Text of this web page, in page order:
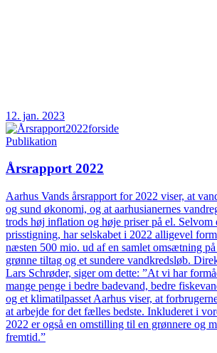
12. jan. 2023
Publikation
Årsrapport 2022
Aarhus Vands årsrapport for 2022 viser, at
og sund økonomi, og at aarhusianernes
trods høj inflation og høje priser på el. Selvom
prisstigning, har selskabet i 2022 alligevel
næsten 500 mio. ud af en samlet omsætning
grønne tiltag og et sundere vandkredsløb.
Lars Schrøder, siger om dette: ”At vi har
mange penge i bedre badevand, bedre
og et klimatilpasset Aarhus viser, at
at arbejde for det fælles bedste. Inkluderet i
2022 er også en omstilling til en grønnere og
fremtid.”